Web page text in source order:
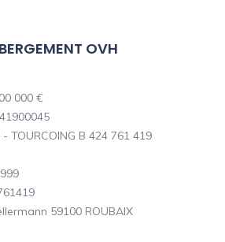
OVH
000 €
- TOURCOING B 424 761 419
59100 ROUBAIX